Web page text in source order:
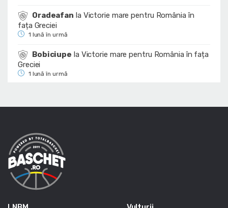
Oradeafan la Victorie mare pentru România în
fața Greciei
1 lună în urmă
Bobiciupe la Victorie mare pentru România în fața
Greciei
1 lună în urmă